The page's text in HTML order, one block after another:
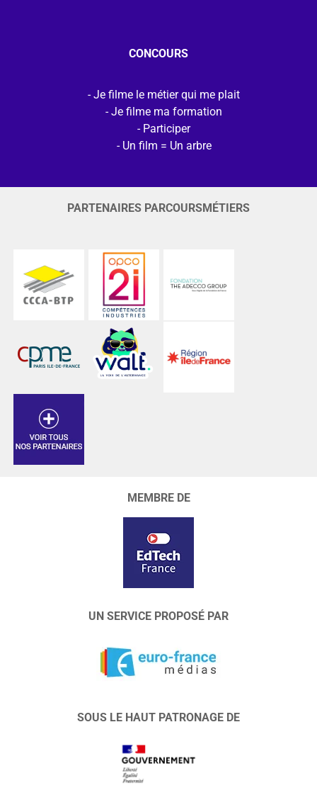
CONCOURS
Je filme le métier qui me plait
Je filme ma formation
Participer
Un film = Un arbre
PARTENAIRES PARCOURSMÉTIERS
MEMBRE DE
UN SERVICE PROPOSÉ PAR
SOUS LE HAUT PATRONAGE DE